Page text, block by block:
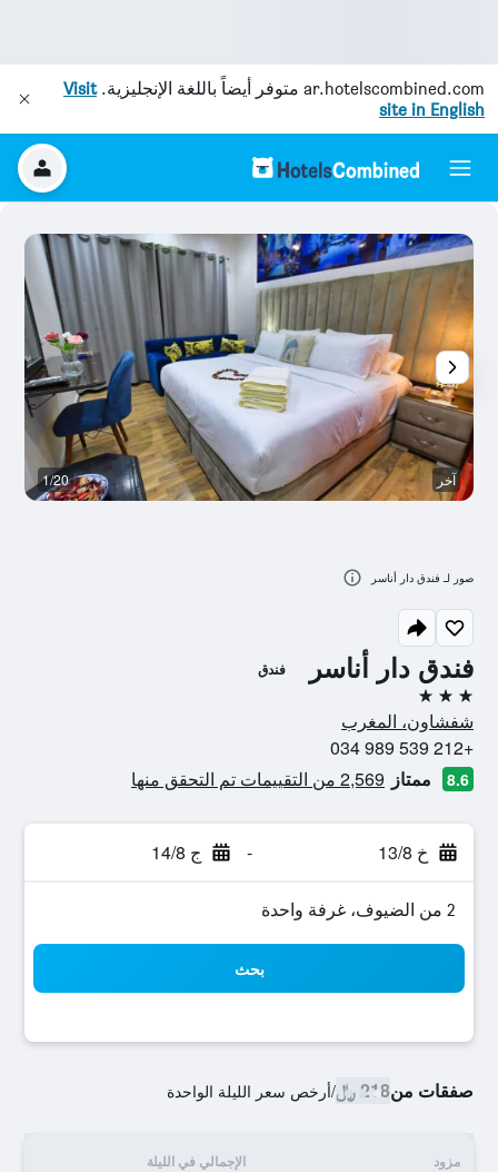
ar.hotelscombined.com متوفر أيضاً باللغة الإنجليزية.Visit
site in English
فندق دار أناسر فندق
3 نجوم
شفشاون، المغرب
+212 539 989 034
8.6 ممتاز 2,569 من التقييمات تم التحقق منها
خ 13/8 - ج 14/8
2 من الضيوف، غرفة واحدة
بحث
صفقات من218 ﷼ /أرخص سعر الليلة الواحدة
مزود الإجمالي في الليلة
آخر 1/20
صور لـ فندق دار أناسر